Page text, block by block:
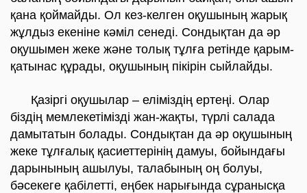
қана қоймайды. Ол кез-келген оқушының жарық
жұлдыз екеніне кәміл сенеді. Сондықтан да әр
оқушымен жеке және толық тұлға ретінде қарым-
қатынас құрады, оқушының пікірін сыйлайды.
Қазіргі оқушылар – еліміздің ертеңі. Олар
біздің мемлекетімізді жан-жақты, түрлі салада
дамытатын болады. Сондықтан да әр оқушының
жеке тұлғалық қасиеттерінің дамуы, бойындағы
дарынының ашылуы, талабының оң болуы,
бәсекеге қабілетті, еңбек нарығында сұранысқа